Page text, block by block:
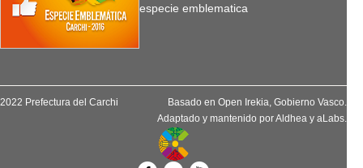
especie emblematica
2022 Prefectura del Carchi Basado en Open Irekia , Gobierno Vasco.
Adaptado y mantenido porAldhea y aLabs